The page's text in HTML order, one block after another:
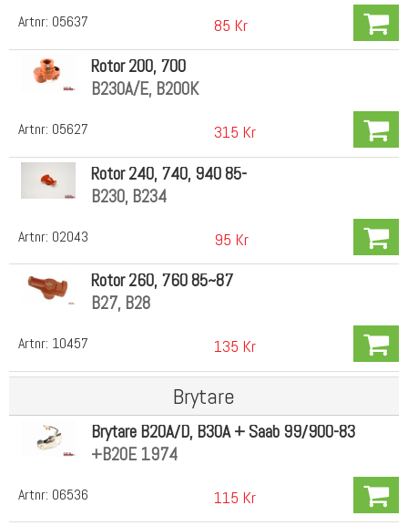
Artnr: 05637 85 Kr
Artnr: 05627
Rotor 200, 700
B230A/E, B200K
315 Kr
Artnr: 02043
Rotor 240, 740, 940 85-
B230, B234
95 Kr
Artnr: 10457
Rotor 260, 760 85~87
B27, B28
135 Kr
Brytare
Artnr: 06536
Brytare B20A/D, B30A + Saab 99/900-83
+B20E 1974
115 Kr